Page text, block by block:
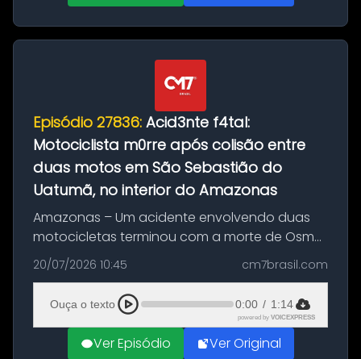
Episódio 27836: Acid3nte f4tal:
Motociclista m0rre após colisão entre
duas motos em São Sebastião do
Uatumã, no interior do Amazonas
Amazonas – Um acidente envolvendo duas
motocicletas terminou com a morte de Osmar
Figueiredo de Souza, de 38 anos, no município
de São Sebastião do Uatumã, no interior do
Amazonas. A colisão ocorreu n...
20/07/2026 10:45 cm7brasil.com
Ouça o texto 0:00 / 1:14
powered by VOICEXPRESS
Ver Episódio Ver Original